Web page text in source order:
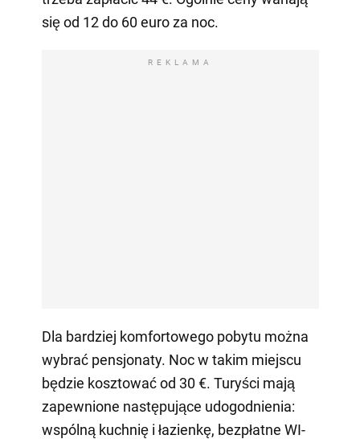
się od 12 do 60 euro za noc.
REKLAMA
Dla bardziej komfortowego pobytu można
wybrać pensjonaty. Noc w takim miejscu
będzie kosztować od 30 €. Turyści mają
zapewnione następujące udogodnienia:
wspólną kuchnię i łazienkę, bezpłatne WI-